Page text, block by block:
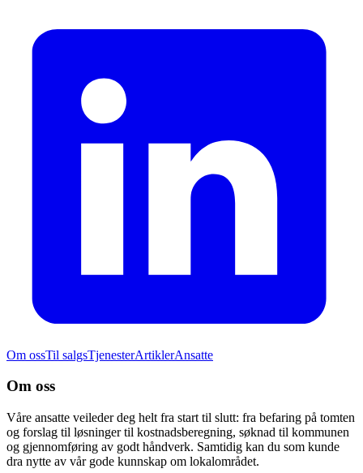
Om ossTil salgsTjenesterArtiklerAnsatte
Om oss
Våre ansatte veileder deg helt fra start til slutt: fra befaring på tomten
og forslag til løsninger til kostnadsberegning, søknad til kommunen
og gjennomføring av godt håndverk. Samtidig kan du som kunde
dra nytte av vår gode kunnskap om lokalområdet.